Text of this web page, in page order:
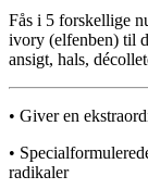
Fås i 5 forskellige
ivory (elfenben) til
ansigt, hals,
• Giver en
•
radikaler